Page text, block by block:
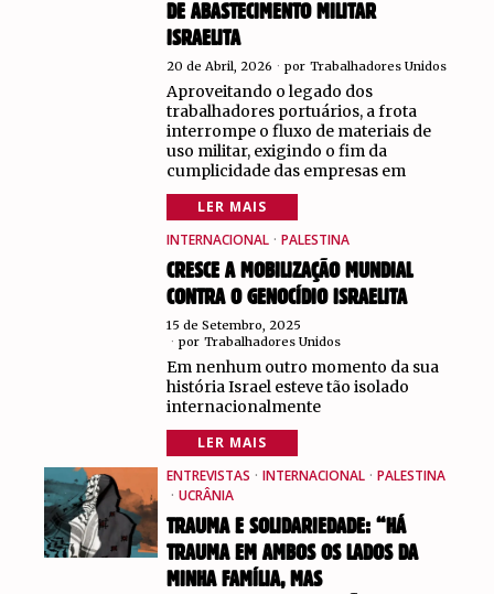
DE ABASTECIMENTO MILITAR
ISRAELITA
20 de Abril, 2026 por Trabalhadores Unidos
Aproveitando o legado dos
trabalhadores portuários, a frota
interrompe o fluxo de materiais de
uso militar, exigindo o fim da
cumplicidade das empresas em
LER MAIS
INTERNACIONAL · PALESTINA
CRESCE A MOBILIZAÇÃO MUNDIAL
CONTRA O GENOCÍDIO ISRAELITA
15 de Setembro, 2025
por Trabalhadores Unidos
Em nenhum outro momento da sua
história Israel esteve tão isolado
internacionalmente
LER MAIS
ENTREVISTAS · INTERNACIONAL · PALESTINA
· UCRÂNIA
TRAUMA E SOLIDARIEDADE: “HÁ
TRAUMA EM AMBOS OS LADOS DA
MINHA FAMÍLIA, MAS